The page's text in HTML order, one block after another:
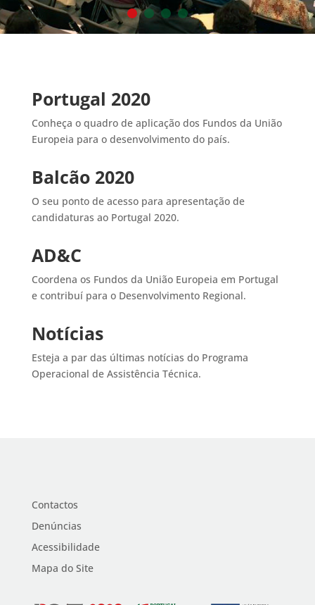
Portugal 2020
Conheça o quadro de aplicação dos Fundos da União
Europeia para o desenvolvimento do país.
Balcão 2020
O seu ponto de acesso para apresentação de
candidaturas ao Portugal 2020.
AD&C
Coordena os Fundos da União Europeia em Portugal
e contribuí para o Desenvolvimento Regional.
Notícias
Esteja a par das últimas notícias do Programa
Operacional de Assistência Técnica.
Contactos
Denúncias
Acessibilidade
Mapa do Site